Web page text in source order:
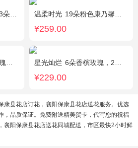
搭配 温柔时光 19朵粉色康乃馨，2支多头粉百合，黄莺搭配
¥259.00
配 星光灿烂 6朵香槟玫瑰，2朵向日葵，1个蓝色绣球，桔梗、小花、绿叶搭配
¥229.00
康县花店订花，襄阳保康县花店送花服务。优选
，品质保证。免费附送精美贺卡，代写您的祝福
襄阳保康县花店送花同城配送，市区最快2小时鲜